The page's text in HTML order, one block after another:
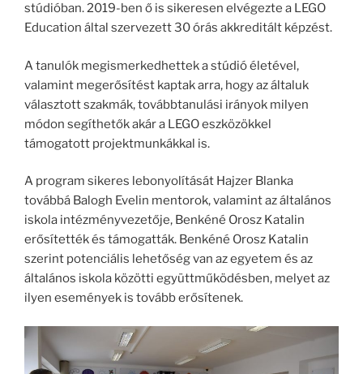
stúdióban. 2019-ben ő is sikeresen elvégezte a LEGO
Education által szervezett 30 órás akkreditált képzést.
A tanulók megismerkedhettek a stúdió életével,
valamint megerősítést kaptak arra, hogy az általuk
választott szakmák, továbbtanulási irányok milyen
módon segíthetők akár a LEGO eszközökkel
támogatott projektmunkákkal is.
A program sikeres lebonyolítását Hajzer Blanka
továbbá Balogh Evelin mentorok, valamint az általános
iskola intézményvezetője, Benkéné Orosz Katalin
erősítették és támogatták. Benkéné Orosz Katalin
szerint potenciális lehetőség van az egyetem és az
általános iskola közötti együttműködésben, melyet az
ilyen események is tovább erősítenek.